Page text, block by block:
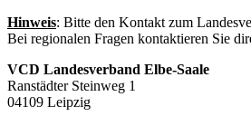
Hinweis: Bitte den Kontakt zum
Bei regionalen Fragen kontaktieren Sie
VCD Landesverband Elbe-Saale
Ranstädter Steinweg 1
04109 Leipzig